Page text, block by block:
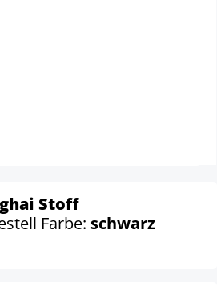
Stoff
Farbe: schwarz